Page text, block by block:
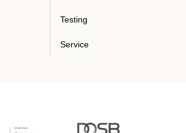
Testing
Service